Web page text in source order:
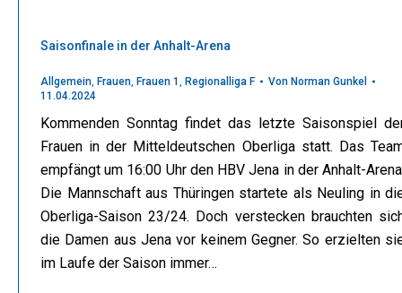
Saisonfinale in der Anhalt-Arena
Allgemein, Frauen, Frauen 1 , Regionalliga F Von Norman Gunkel
11.04.2024
Kommenden Sonntag findet das letzte Saisonspiel
Frauen in der Mitteldeutschen Oberliga statt. Das
empfängt um 16:00 Uhr den HBV Jena in der Anhalt-
Die Mannschaft aus Thüringen startete als Neuling in
Oberliga-Saison 23/24. Doch verstecken brauchten
die Damen aus Jena vor keinem Gegner. So erzielten
im Laufe der Saison immer…